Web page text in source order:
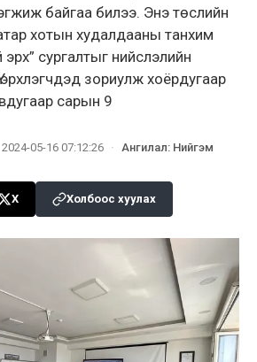
байгаа билээ. Энэ төслийн
хотын худалдааны танхим
сургалтыг нийслэлийн
зориулж хоёрдугаар
сарын 9
2024-05-16 07:12:26 · Ангилал: Нийгэм
X Холбоос хуулах